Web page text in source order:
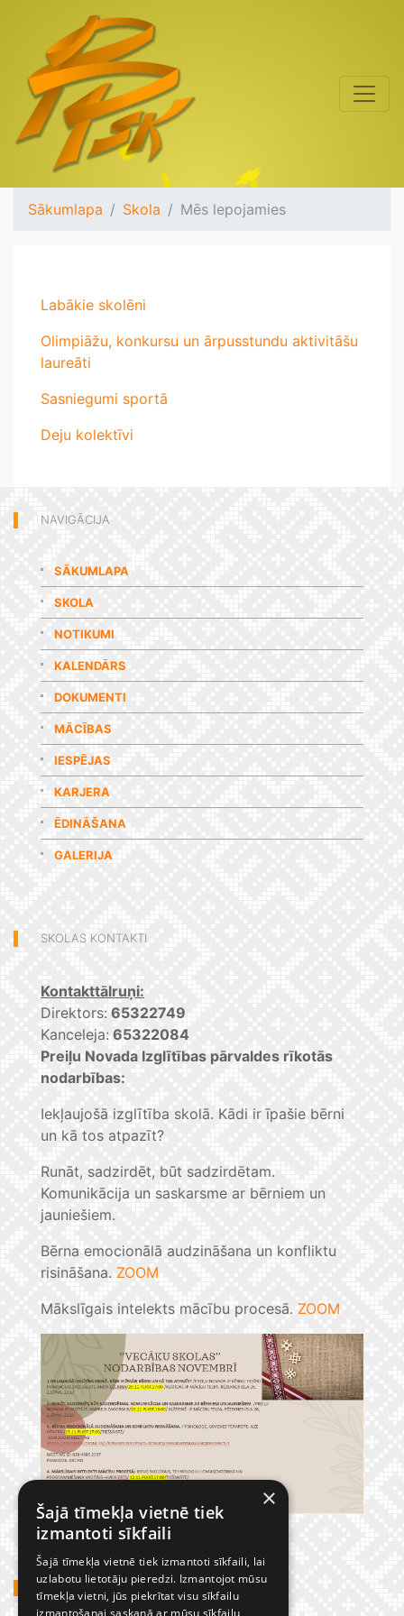
Sākumlapa Skola Mēs lepojamies
Labākie skolēni
Olimpiāžu, konkursu un ārpusstundu aktivitāšu
laureāti
Sasniegumi sportā
Deju kolektīvi
NAVIGĀCIJA
SĀKUMLAPA
SKOLA
NOTIKUMI
KALENDĀRS
DOKUMENTI
MĀCĪBAS
IESPĒJAS
KARJERA
ĒDINĀŠANA
GALERIJA
SKOLAS KONTAKTI
Kontakttālruņi:
Direktors: 65322749
Kanceleja: 65322084
Preiļu Novada Izglītības pārvaldes rīkotās
nodarbības:
Iekļaujošā izglītība skolā. Kādi ir īpašie bērni
un kā tos atpazīt?
Runāt, sadzirdēt, būt sadzirdētam.
Komunikācija un saskarsme ar bērniem un
jauniešiem.
Bērna emocionālā audzināšana un konfliktu
risināšana. ZOOM
Mākslīgais intelekts mācību procesā. ZOOM
GADĪJUMBILDES
×
Šajā tīmekļa vietnē tiek
izmantoti sīkfaili
Šajā tīmekļa vietnē tiek izmantoti sīkfaili, lai
uzlabotu lietotāju pieredzi. Izmantojot mūsu
tīmekļa vietni, jūs piekrītat visu sīkfailu
izmantošanai saskaņā ar mūsu sīkfailu